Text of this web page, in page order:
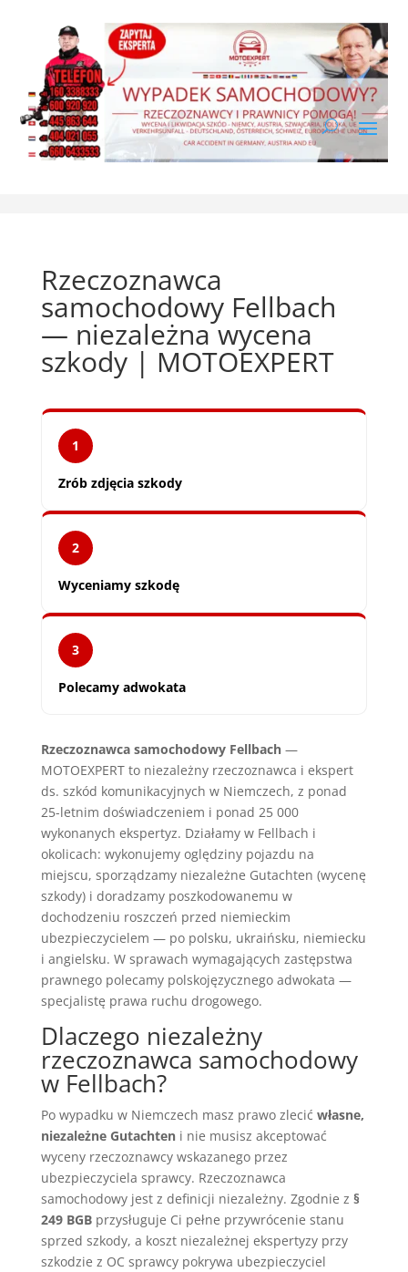
Rzeczoznawca
samochodowy Fellbach
— niezależna wycena
szkody | MOTOEXPERT
1
Zrób zdjęcia szkody
2
Wyceniamy szkodę
3
Polecamy adwokata
Rzeczoznawca samochodowy Fellbach—
MOTOEXPERT to niezależny rzeczoznawca i ekspert
ds. szkód komunikacyjnych w Niemczech, z ponad
25-letnim doświadczeniem i ponad 25 000
wykonanych ekspertyz. Działamy w Fellbach i
okolicach: wykonujemy oględziny pojazdu na
miejscu, sporządzamy niezależne Gutachten (wycenę
szkody) i doradzamy poszkodowanemu w
dochodzeniu roszczeń przed niemieckim
ubezpieczycielem — po polsku, ukraińsku, niemiecku
i angielsku. W sprawach wymagających zastępstwa
prawnego polecamy polskojęzycznego adwokata —
specjalistę prawa ruchu drogowego.
Dlaczego niezależny
rzeczoznawca samochodowy
w Fellbach?
Po wypadku w Niemczech masz prawo zlecić własne,
niezależne Gutachteni nie musisz akceptować
wyceny rzeczoznawcy wskazanego przez
ubezpieczyciela sprawcy. Rzeczoznawca
samochodowy jest z definicji niezależny. Zgodnie z §
249 BGBprzysługuje Ci pełne przywrócenie stanu
sprzed szkody, a koszt niezależnej ekspertyzy przy
szkodzie z OC sprawcy pokrywa ubezpieczyciel